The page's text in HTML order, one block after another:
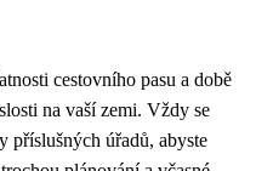
cestovního pasu a době
na vaší zemi. Vždy se
příslušných úřadů, abyste